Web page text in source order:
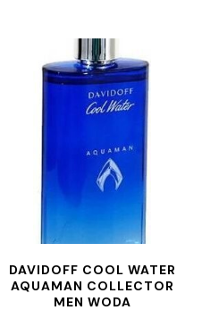
DAVIDOFF COOL WATER
AQUAMAN COLLECTOR
MEN WODA